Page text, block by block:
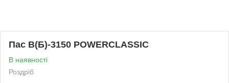
Пас В(Б)-3150 POWERCLASSIC
В наявності
Роздріб